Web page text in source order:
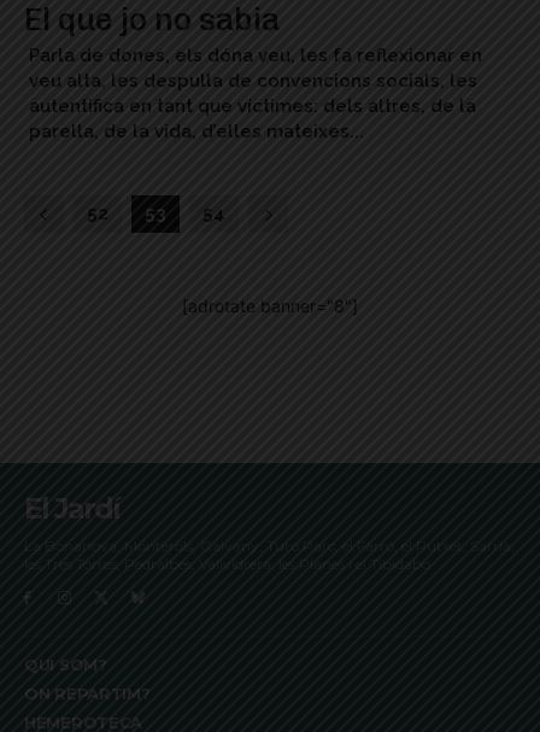
El que jo no sabia
Parla de dones, els dóna veu, les fa reflexionar en
veu alta, les despulla de convencions socials, les
autentifica en tant que víctimes: dels altres, de la
parella, de la vida, d’elles mateixes...
52 53 54
[adrotate banner="8"]
El Jardí
La Bonanova, Monterols, Galvany, Turó Parc, el Farró, el Putxet, Sarrià,
les Tres Torres, Pedralbes, Vallvidrera, les Planes i el Tibidabo
QUI SOM?
ON REPARTIM?
HEMEROTECA